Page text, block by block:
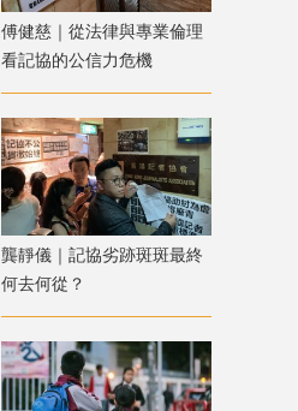
傅健慈｜從法律與專業倫理
看記協的公信力危機
龔靜儀｜記協劣跡斑斑最終
何去何從？